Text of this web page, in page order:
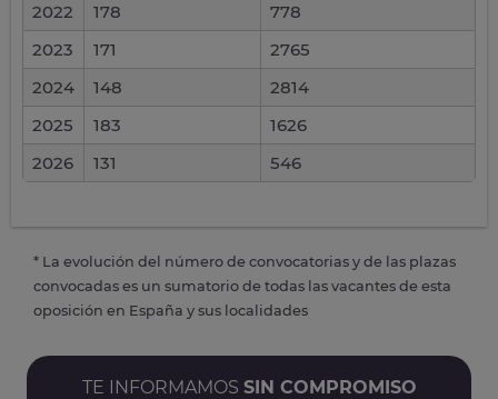
2022
178
778
2023
171
2765
2024
148
2814
2025
183
1626
2026
131 546
* La evolución del número de convocatorias y de las plazas
convocadas es un sumatorio de todas las vacantes de esta
oposición en España y sus localidades
TE INFORMAMOS SIN COMPROMISO